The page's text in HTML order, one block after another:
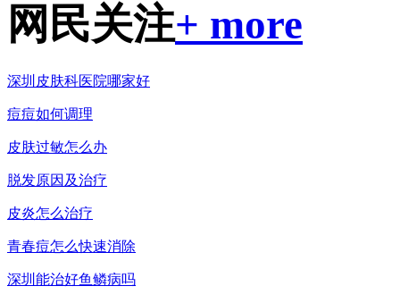
网民关注+ more
深圳皮肤科医院哪家好
痘痘如何调理
皮肤过敏怎么办
脱发原因及治疗
皮炎怎么治疗
青春痘怎么快速消除
深圳能治好鱼鳞病吗